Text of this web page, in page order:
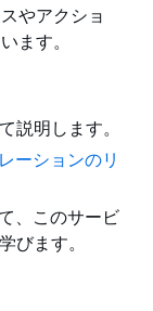
やアクショ
ます。
説明します。
ーションのリ
、このサービ
びます。